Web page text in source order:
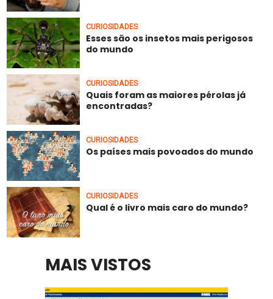
CURIOSIDADES
Esses são os insetos mais perigosos
do mundo
CURIOSIDADES
Quais foram as maiores pérolas já
encontradas?
CURIOSIDADES
Os países mais povoados do mundo
CURIOSIDADES
Qual é o livro mais caro do mundo?
MAIS VISTOS